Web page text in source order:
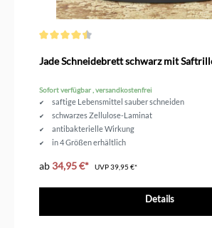
Jade Schneidebrett schwarz mit
Sofort verfügbar , versandkostenfrei
saftige Lebensmittel sauber schneiden
schwarzes Zellulose-Laminat
antibakterielle Wirkung
in 4 Größen erhältlich
ab 34,95 €* UVP39,95 €*
Details